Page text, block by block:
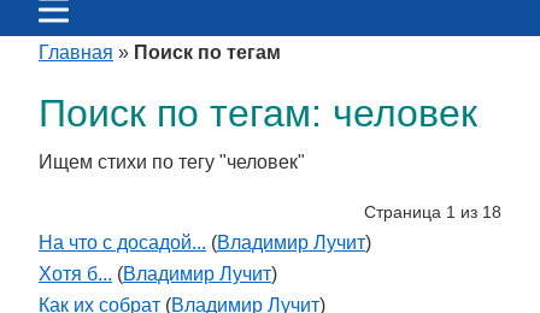
Главная » Поиск по тегам
Поиск по тегам: человек
Ищем стихи по тегу "человек"
Страница 1 из 18
На что с досадой... (Владимир Лучит)
Хотя б... (Владимир Лучит)
Как их собрат (Владимир Лучит)